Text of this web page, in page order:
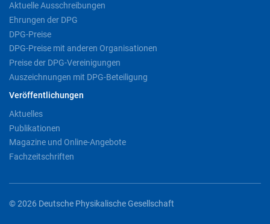
Aktuelle Ausschreibungen
Ehrungen der DPG
DPG-Preise
DPG-Preise mit anderen Organisationen
Preise der DPG-Vereinigungen
Auszeichnungen mit DPG-Beteiligung
Veröffentlichungen
Aktuelles
Publikationen
Magazine und Online-Angebote
Fachzeitschriften
© 2026 Deutsche Physikalische Gesellschaft